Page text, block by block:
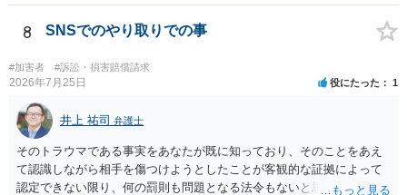
8 SNSでのやり取りでの事
#加害者 #訴訟・損害賠償請求
2026年7月25日 役にたった 1
井上 祐司 弁護士
そのトラウマである事実をあなたが既に知っており、そのことをあえ
て認識しながら相手を傷つけようとしたことが客観的な証拠によって
認定できない限り、何の罰則も問題となる法令もないと思われます。